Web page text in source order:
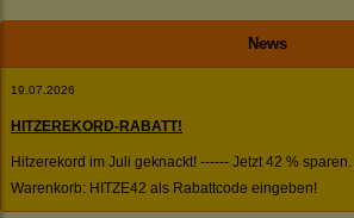
News
19.07.2026
HITZEREKORD-RABATT!
Hitzerekord im Juli geknackt! ------ Jetzt 42 %
Warenkorb: HITZE42 als Rabattcode eingeben!